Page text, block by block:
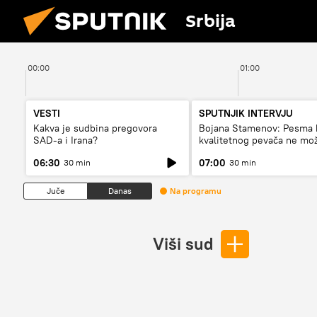
Srbija
00:00 01:00
VESTI
Kakva je sudbina pregovora
SAD-a i Irana?
06:30 30 min
SPUTNJIK INTERVJU
Bojana Stamenov: Pesma
kvalitetnog pevača ne
07:00 30 min
Juče Danas Na programu
Viši sud